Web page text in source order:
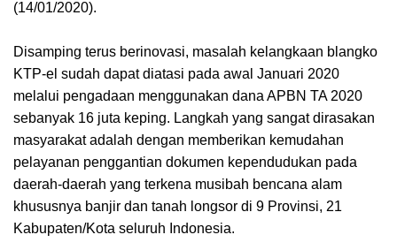
(14/01/2020).
Disamping terus berinovasi, masalah kelangkaan blangko
KTP-el sudah dapat diatasi pada awal Januari 2020
melalui pengadaan menggunakan dana APBN TA 2020
sebanyak 16 juta keping. Langkah yang sangat dirasakan
masyarakat adalah dengan memberikan kemudahan
pelayanan penggantian dokumen kependudukan pada
daerah-daerah yang terkena musibah bencana alam
khususnya banjir dan tanah longsor di 9 Provinsi, 21
Kabupaten/Kota seluruh Indonesia.